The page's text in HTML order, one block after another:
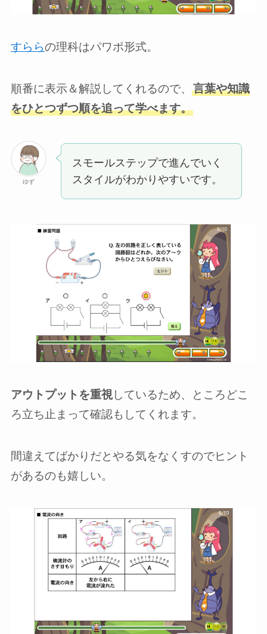
すららの理科はパワポ形式。
順番に表示＆解説してくれるので、 言葉や知識
をひとつずつ順を追って学べます。
ゆず
スモールステップで進んでいく
スタイルがわかりやすいです。
アウトプットを重視しているため、ところどこ
ろ立ち止まって確認もしてくれます。
間違えてばかりだとやる気をなくすのでヒント
があるのも嬉しい。